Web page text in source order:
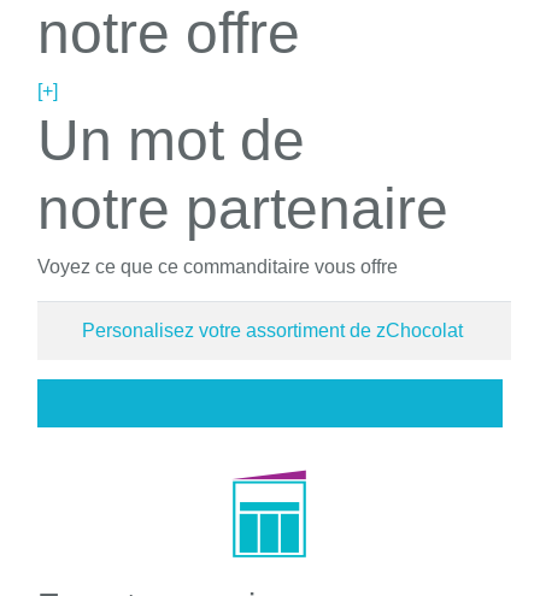
notre offre
[+]
Un mot de
notre partenaire
Voyez ce que ce commanditaire vous offre
Personalisez votre assortiment de zChocolat